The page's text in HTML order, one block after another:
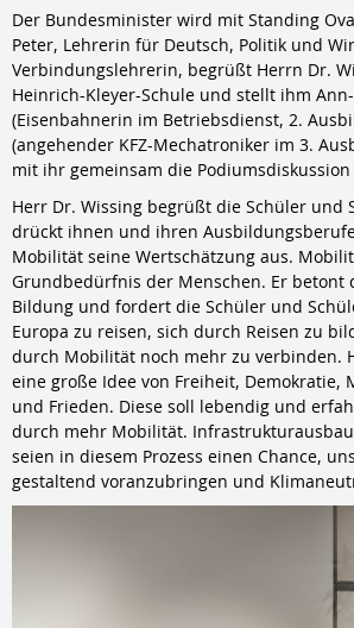
Eisenbahner/-in im
Fahrradmonteur/-in
Industriemechaniker/-
Karosserie- und
Mechatroniker/-in
Der Bundesminister wird mit Standing
Peter, Lehrerin für Deutsch, Politik und
Verbindungslehrerin, begrüßt Herrn Dr.
Heinrich-Kleyer-Schule und stellt ihm
(Eisenbahnerin im Betriebsdienst, 2.
(angehender KFZ-Mechatroniker im 3.
mit ihr gemeinsam die
Herr Dr. Wissing begrüßt die Schüler und
drückt ihnen und ihren
Mobilität seine Wertschätzung aus.
Grundbedürfnis der Menschen. Er betont
Bildung und fordert die Schüler und
Europa zu reisen, sich durch Reisen zu
durch Mobilität noch mehr zu verbinden.
eine große Idee von Freiheit, Demokratie,
und Frieden. Diese soll lebendig und
durch mehr Mobilität.
seien in diesem Prozess einen Chance,
gestaltend voranzubringen und